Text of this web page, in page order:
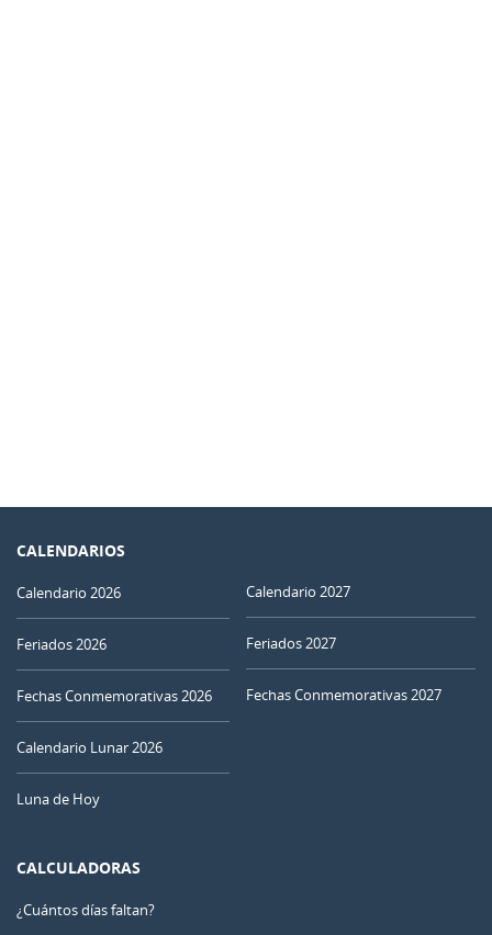
CALENDARIOS
Calendario 2026
Feriados 2026
Fechas Conmemorativas 2026
Calendario Lunar 2026
Luna de Hoy
Calendario 2027
Feriados 2027
Fechas Conmemorativas 2027
CALCULADORAS
¿Cuántos días faltan?